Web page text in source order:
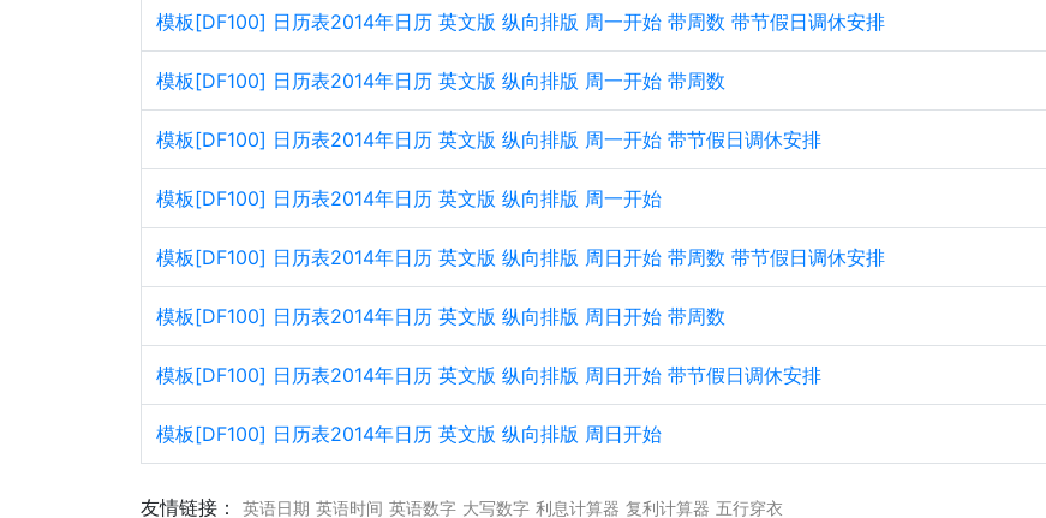
模板[DF100] 日历表2014年日历 英文版 纵向排版 周一开始 带周数 带节假日调休安排
模板[DF100] 日历表2014年日历 英文版 纵向排版 周一开始 带周数
模板[DF100] 日历表2014年日历 英文版 纵向排版 周一开始 带节假日调休安排
模板[DF100] 日历表2014年日历 英文版 纵向排版 周一开始
模板[DF100] 日历表2014年日历 英文版 纵向排版 周日开始 带周数 带节假日调休安排
模板[DF100] 日历表2014年日历 英文版 纵向排版 周日开始 带周数
模板[DF100] 日历表2014年日历 英文版 纵向排版 周日开始 带节假日调休安排
模板[DF100] 日历表2014年日历 英文版 纵向排版 周日开始
友情链接： 英语日期 英语时间 英语数字 大写数字 利息计算器 复利计算器 五行穿衣